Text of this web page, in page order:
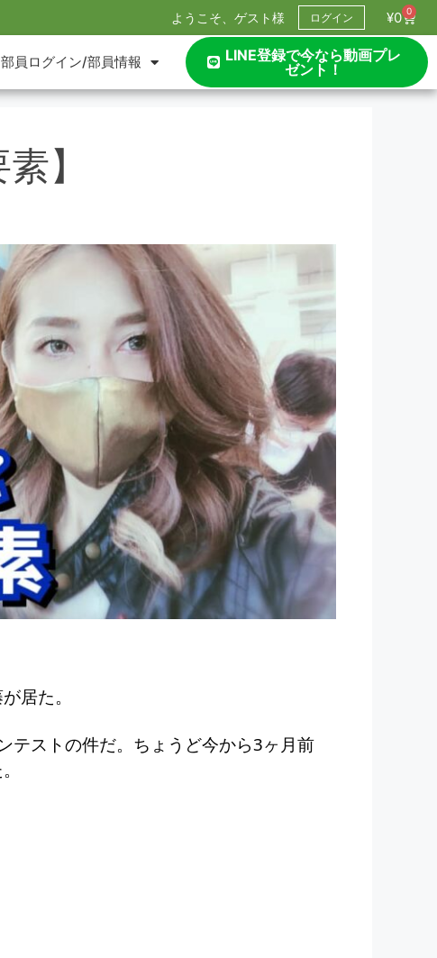
ようこそ、ゲスト様 ログイン ¥0 0
部員ログイン/部員情報
LINE登録で今なら動画プレ
ゼント！
】
居た。
テストの件だ。ちょうど今から3ヶ月前